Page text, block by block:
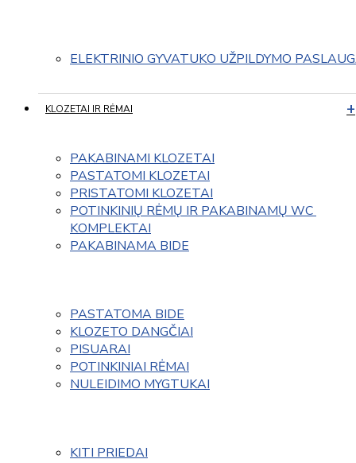
ELEKTRINIO GYVATUKO UŽPILDYMO
KLOZETAI IR RĖMAI
PAKABINAMI KLOZETAI
PASTATOMI KLOZETAI
PRISTATOMI KLOZETAI
POTINKINIŲ RĖMŲ IR PAKABINAMŲ WC
KOMPLEKTAI
PAKABINAMA BIDE
PASTATOMA BIDE
KLOZETO DANGČIAI
PISUARAI
POTINKINIAI RĖMAI
NULEIDIMO MYGTUKAI
KITI PRIEDAI